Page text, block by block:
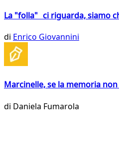
La "folla" ci riguarda, siamo
di Enrico Giovannini
Marcinelle, se la memoria
di Daniela Fumarola